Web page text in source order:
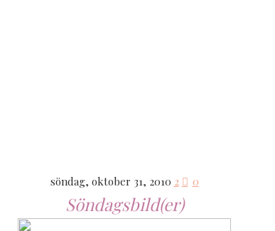
söndag, oktober 31, 2010 2 0
Söndagsbild(er)